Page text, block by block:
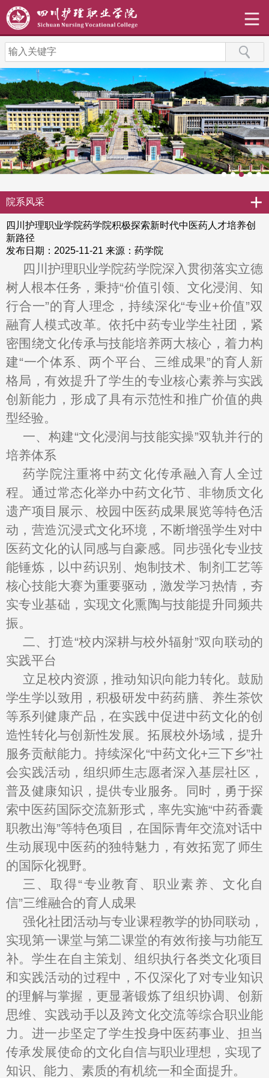
院系风采 +
四川护理职业学院药学院积极探索新时代中医药人才培养创
新路径
发布日期：2025-11-21 来源：药学院
四川护理职业学院药学院深入贯彻落实立德
树人根本任务，秉持“价值引领、文化浸润、知
行合一”的育人理念，持续深化“专业+价值”双
融育人模式改革。依托中药专业学生社团，紧
密围绕文化传承与技能培养两大核心，着力构
建“一个体系、两个平台、三维成果”的育人新
格局，有效提升了学生的专业核心素养与实践
创新能力，形成了具有示范性和推广价值的典
型经验。
一、构建“文化浸润与技能实操”双轨并行的
培养体系
药学院注重将中药文化传承融入育人全过
程。通过常态化举办中药文化节、非物质文化
遗产项目展示、校园中医药成果展览等特色活
动，营造沉浸式文化环境，不断增强学生对中
医药文化的认同感与自豪感。同步强化专业技
能锤炼，以中药识别、炮制技术、制剂工艺等
核心技能大赛为重要驱动，激发学习热情，夯
实专业基础，实现文化熏陶与技能提升同频共
振。
二、打造“校内深耕与校外辐射”双向联动的
实践平台
立足校内资源，推动知识向能力转化。鼓励
学生学以致用，积极研发中药药膳、养生茶饮
等系列健康产品，在实践中促进中药文化的创
造性转化与创新性发展。拓展校外场域，提升
服务贡献能力。持续深化“中药文化+三下乡”社
会实践活动，组织师生志愿者深入基层社区，
普及健康知识，提供专业服务。同时，勇于探
索中医药国际交流新形式，率先实施“中药香囊
职教出海”等特色项目，在国际青年交流对话中
生动展现中医药的独特魅力，有效拓宽了师生
的国际化视野。
三、取得“专业教育、职业素养、文化自
信”三维融合的育人成果
强化社团活动与专业课程教学的协同联动，
实现第一课堂与第二课堂的有效衔接与功能互
补。学生在自主策划、组织执行各类文化项目
和实践活动的过程中，不仅深化了对专业知识
的理解与掌握，更显著锻炼了组织协调、创新
思维、实践动手以及跨文化交流等综合职业能
力。进一步坚定了学生投身中医药事业、担当
传承发展使命的文化自信与职业理想，实现了
知识、能力、素质的有机统一和全面提升。